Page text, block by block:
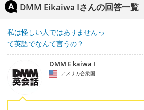
DMM Eikaiwa Iさんの回答一覧
私は怪しい人ではありませんっ
て英語でなんて言うの？
DMM Eikaiwa I
アメリカ合衆国